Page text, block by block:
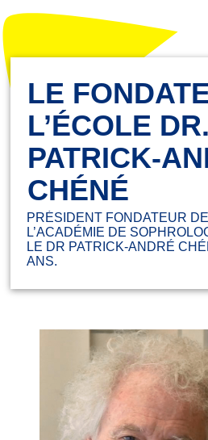
LE
L’ÉCOLE DR.
PATRICK-
CHÉNÉ
PRÉSIDENT FONDATEUR
L’ACADÉMIE DE
LE DR PATRICK-ANDRÉ
ANS.